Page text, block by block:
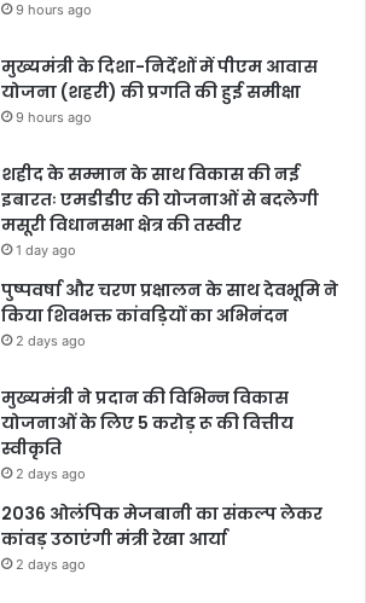
9 hours ago
मुख्यमंत्री के दिशा-निर्देशों में पीएम आवास
योजना (शहरी) की प्रगति की हुई समीक्षा
9 hours ago
शहीद के सम्मान के साथ विकास की नई
इबारतः एमडीडीए की योजनाओं से बदलेगी
मसूरी विधानसभा क्षेत्र की तस्वीर
1 day ago
पुष्पवर्षा और चरण प्रक्षालन के साथ देवभूमि ने
किया शिवभक्त कांवड़ियों का अभिनंदन
2 days ago
मुख्यमंत्री ने प्रदान की विभिन्न विकास
योजनाओं के लिए 5 करोड़ रू की वित्तीय
स्वीकृति
2 days ago
2036 ओलंपिक मेजबानी का संकल्प लेकर
कांवड़ उठाएंगी मंत्री रेखा आर्या
2 days ago